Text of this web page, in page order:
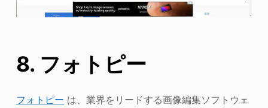
8. フォトピー
フォトピー は、業界をリードする画像編集ソフトウェ